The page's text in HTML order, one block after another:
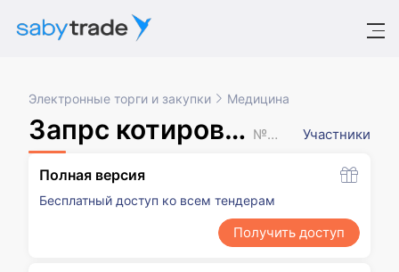
Электронные торги и закупки Медицина
Запрс котировок в электронной форме 223 ФЗ № XXXXXXX Участники
Полная версия
Бесплатный доступ ко всем тендерам
Получить доступ